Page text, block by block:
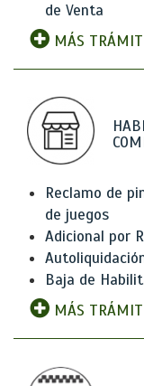
de Venta
MÁS
Reclamo de
de juegos
Adicional por
Baja de
MÁS